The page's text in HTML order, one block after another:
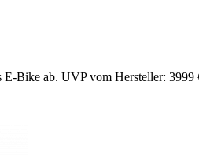
Bike ab. UVP vom Hersteller: 3999